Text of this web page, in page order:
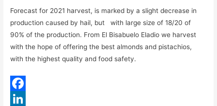
Forecast for 2021 harvest, is marked by a slight decrease in
production caused by hail, but with large size of 18/20 of
90% of the production. From El Bisabuelo Eladio we harvest
with the hope of offering the best almonds and pistachios,
with the highest quality and food safety.
F